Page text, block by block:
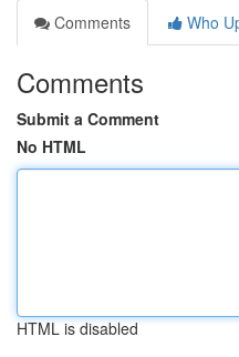
Comments
Who
Comments
Submit a Comment
No HTML
HTML is disabled